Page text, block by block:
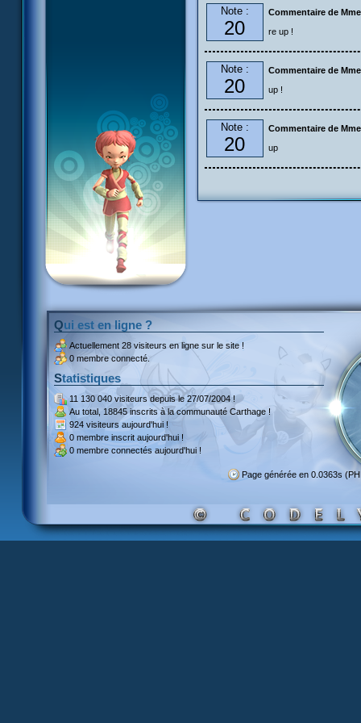
Note :
20
Commentaire de
re up !
Note :
20
Commentaire de
up !
Note :
20
Commentaire de
up
Qui est en ligne ?
Actuellement 28 visiteurs en ligne sur le site !
0 membre connecté.
Statistiques
11 130 040 visiteursdepuis le 27/07/2004 !
Au total, 18845 inscritsà la communauté Carthage !
924 visiteurs aujourd'hui !
0 membre inscrit aujourd'hui !
0 membre connectés aujourd'hui !
Page générée en 0.0363s